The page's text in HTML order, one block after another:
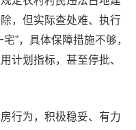
，但实际查处难、执行
”，具体保障措施不够，
计划指标，甚至停批、
行为，积极稳妥、有力